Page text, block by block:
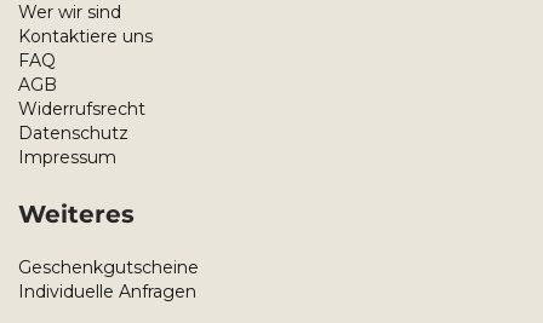
Wer wir sind
Kontaktiere uns
FAQ
AGB
Widerrufsrecht
Datenschutz
Impressum
Weiteres
Geschenkgutscheine
Individuelle Anfragen